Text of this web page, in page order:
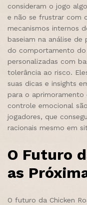
consideram o jogo
e não se frustrar com
mecanismos internos
baseiam na análise
do comportamento do
personalizadas com
tolerância ao risco.
suas dicas e insights
para o aprimoramento
controle emocional
jogadores, que
racionais mesmo em
O Futuro
as
O futuro da Chicken